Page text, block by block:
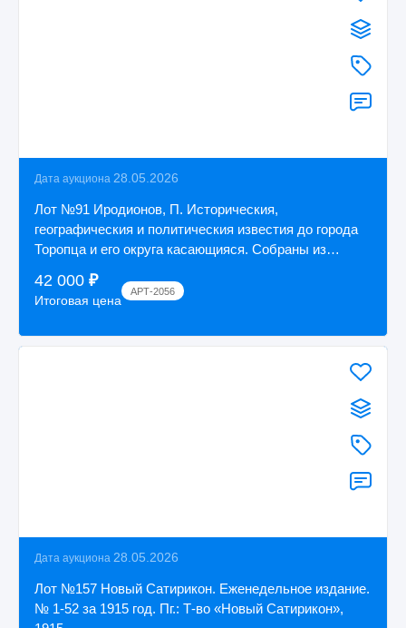
Дата аукциона 28.05.2026
Лот №91 Иродионов, П. Историческия,
географическия и политическия известия до города
Торопца и его округа касающияся. Собраны из
42 000 ₽
Итоговая цена
АРТ-2056
Дата аукциона 28.05.2026
Лот №157 Новый Сатирикон. Еженедельное издание.
№ 1-52 за 1915 год. Пг.: Т-во «Новый Сатирикон»,